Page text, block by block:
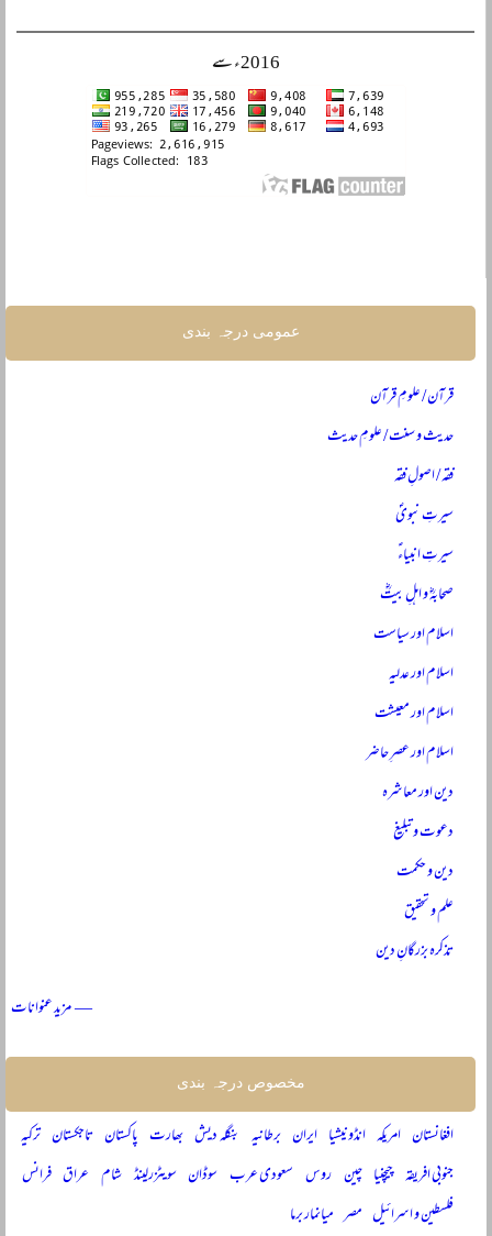
2016ء سے
عمومی درجہ بندی
قرآن / علومِ قرآن
حدیث و سنت / علومِ حدیث
فقہ / اصولِ فقہ
سیرتِ نبویؐ
سیرتِ انبیاءؑ
صحابہؓ و اہلِ بیتؓ
اسلام اور سیاست
اسلام اور عدلیہ
اسلام اور معیشت
اسلام اور عصرِ حاضر
دین اور معاشرہ
دعوت و تبلیغ
دین و حکمت
علم و تحقیق
تذکرہ بزرگانِ دین
— مزید عنوانات
مخصوص درجہ بندی
افغانستان امریکہ انڈونیشیا ایران برطانیہ بنگلہ دیش بھارت پاکستان تاجکستان ترکیہ
جنوبی افریقہ چیچنیا چین روس سعودی عرب سوڈان سویٹزرلینڈ شام عراق فرانس
فلسطین و اسرائیل مصر میانمار برما